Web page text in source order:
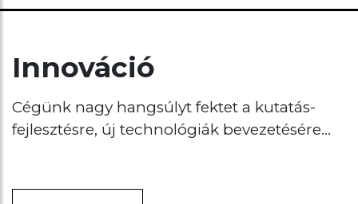
Innováció
Cégünk nagy hangsúlyt fektet a kutatás-
fejlesztésre, új technológiák bevezetésére...